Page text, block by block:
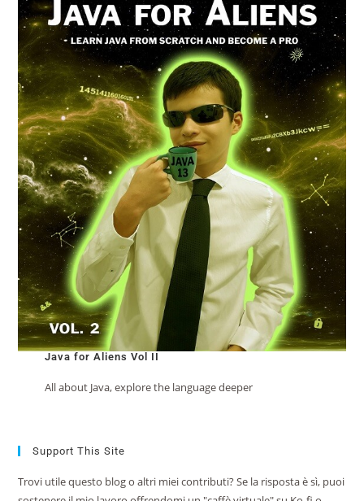
Java for Aliens Vol II
All about Java, explore the language deeper
Support This Site
Trovi utile questo blog o altri miei contributi? Se la risposta è sì, puoi